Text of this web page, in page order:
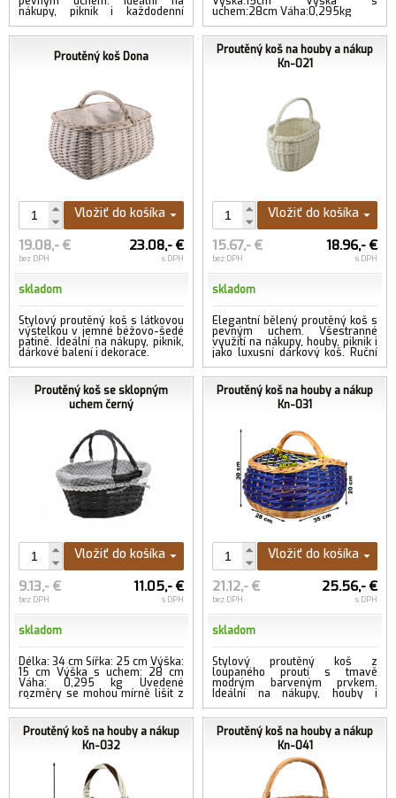
nákupy, piknik i každodenní uchem:28cm Váha:0,295kg
Proutěný koš Dona
Vložiť do košíka
19.08,- €
bez DPH
23.08,- €
s DPH
skladom
Stylový proutěný koš s látkovou
výstelkou v jemné béžovo-šedé
patině. Ideální na nákupy, piknik,
dárkové balení i dekorace.
Proutěný koš na houby a nákup
Kn-021
Vložiť do košíka
15.67,- €
bez DPH
18.96,- €
s DPH
skladom
Elegantní bělený proutěný koš s
pevným uchem. Všestranné
využití na nákupy, houby, piknik i
jako luxusní dárkový koš. Ruční
Proutěný koš se sklopným
uchem černý
Vložiť do košíka
9.13,- €
bez DPH
11.05,- €
s DPH
skladom
Délka: 34 cm Šířka: 25 cm Výška:
15 cm Výška s uchem: 28 cm
Váha: 0,295 kg Uvedené
rozměry se mohou mírně lišit z
...viac
Proutěný koš na houby a nákup
Kn-031
Vložiť do košíka
21.12,- €
bez DPH
25.56,- €
s DPH
skladom
Stylový proutěný koš z
loupaného proutí s tmavě
modrým barveným prvkem.
Ideální na nákupy, houby i
a originální vzhle......viac
Proutěný koš na houby a nákup
Kn-032
Proutěný koš na houby a nákup
Kn-041